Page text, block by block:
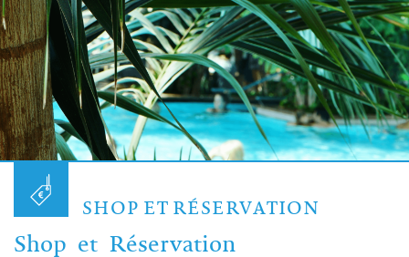
SHOP ET RÉSERVATION
Shop et Réservation